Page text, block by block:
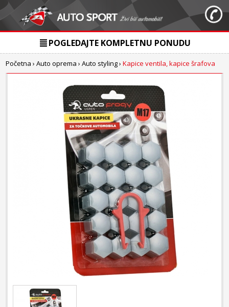
POGLEDAJTE KOMPLETNU PONUDU
Početna ›Auto oprema ›Auto styling›Kapice ventila, kapice šrafova